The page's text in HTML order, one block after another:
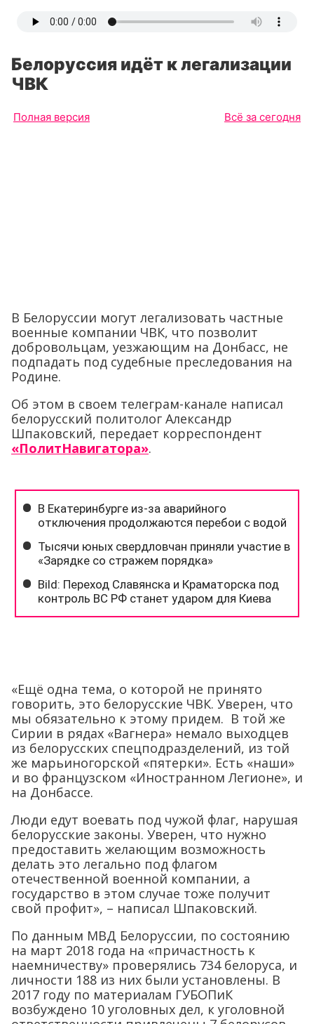
Белоруссия идёт к легализации
ЧВК
Полная версия Всё за сегодня
В Белоруссии могут легализовать частные
военные компании ЧВК, что позволит
добровольцам, уезжающим на Донбасс, не
подпадать под судебные преследования на
Родине.
Об этом в своем телеграм-канале написал
белорусский политолог Александр
Шпаковский, передает корреспондент
«ПолитНавигатора».
«Ещё одна тема, о которой не принято
говорить, это белорусские ЧВК. Уверен, что
мы обязательно к этому придем. В той же
Сирии в рядах «Вагнера» немало выходцев
из белорусских спецподразделений, из той
же марьиногорской «пятерки». Есть «наши»
и во французском «Иностранном Легионе», и
на Донбассе.
Люди едут воевать под чужой флаг, нарушая
белорусские законы. Уверен, что нужно
предоставить желающим возможность
делать это легально под флагом
отечественной военной компании, а
государство в этом случае тоже получит
свой профит», – написал Шпаковский.
По данным МВД Белоруссии, по состоянию
на март 2018 года на «причастность к
наемничеству» проверялись 734 белоруса, и
личности 188 из них были установлены. В
2017 году по материалам ГУБОПиК
возбуждено 10 уголовных дел, к уголовной